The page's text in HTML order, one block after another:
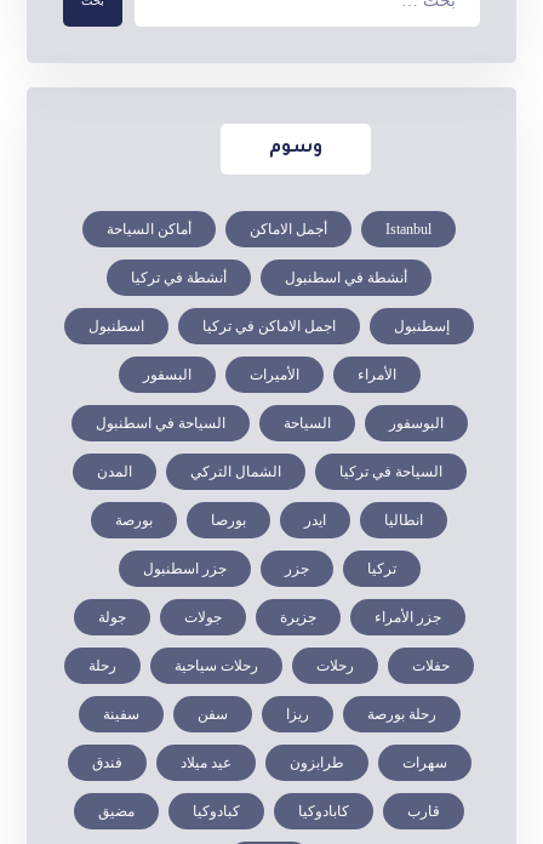
وسوم
Istanbul أجمل الاماكن أماكن السياحة
أنشطة في اسطنبول أنشطة في تركيا
إسطنبول اجمل الاماكن في تركيا اسطنبول
الأمراء الأميرات البسفور
البوسفور السياحة السياحة في اسطنبول
السياحة في تركيا الشمال التركي المدن
انطاليا ايدر بورصا بورصة
تركيا جزر جزر اسطنبول
جزر الأمراء جزيرة جولات جولة
حفلات رحلات رحلات سياحية رحلة
رحلة بورصة ريزا سفن سفينة
سهرات طرابزون عيد ميلاد فندق
قارب كابادوكيا كبادوكيا مضيق